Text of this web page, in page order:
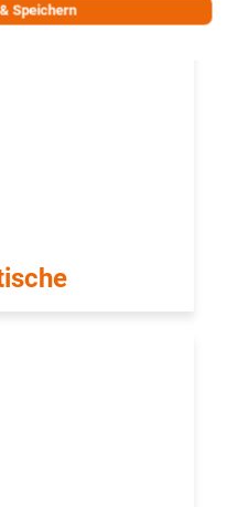
Speichern